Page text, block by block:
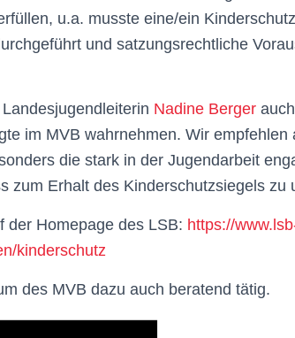
u.a. musste eine/ein
und satzungsrechtliche
Nadine Berger
im MVB wahrnehmen. Wir empfehlen
die stark in der Jugendarbeit
zum Erhalt des Kinderschutzsiegels zu
der Homepage des LSB: https://
kinderschutz
des MVB dazu auch beratend tätig.